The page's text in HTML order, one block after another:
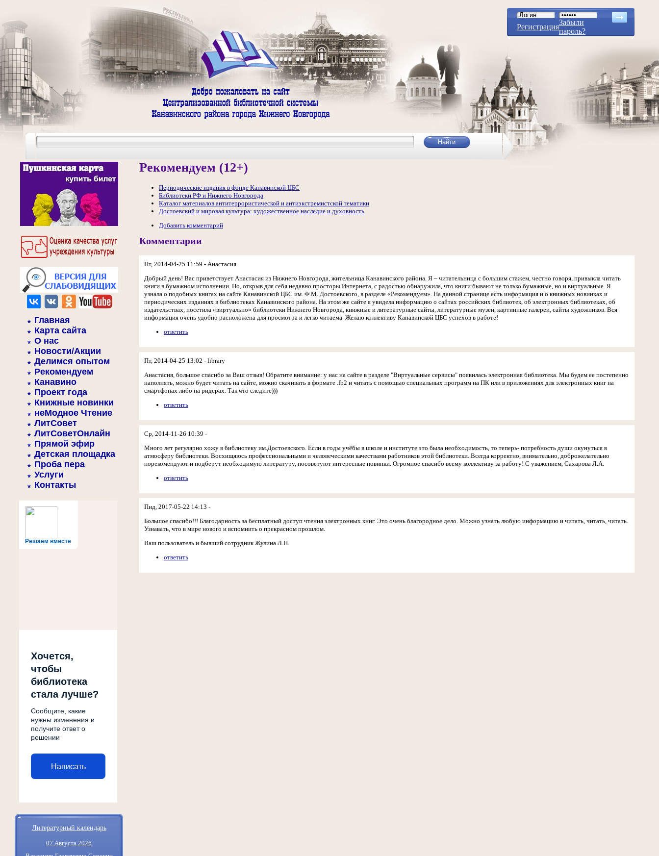
Регистрация
Забыли
пароль?
Главная
Карта сайта
О нас
Новости/Акции
Делимся опытом
Рекомендуем
Канавино
Проект года
Книжные новинки
неМодное Чтение
ЛитСовет
ЛитСоветОнлайн
Прямой эфир
Детская площадка
Проба пера
Услуги
Контакты
Решаем вместе
Хочется,
чтобы
библиотека
стала лучше?
Сообщите, какие
нужны изменения и
получите ответ о
решении
Написать
Литературный календарь
07 Августа 2026
Рекомендуем (12+)
Периодические издания в фонде Канавинской ЦБС
Библиотеки РФ и Нижнего Новгорода
Каталог материалов антитеррористической и антиэкстремистской тематики
Достоевский и мировая культура: художественное наследие и духовность
Добавить комментарий
Комментарии
Пт, 2014-04-25 11:59 - Анастасия
Добрый день! Вас приветствует Анастасия из Нижнего Новгорода, жительница Канавинского района. Я – читательница с большим стажем, честно говоря, привыкла читать
книги в бумажном исполнении. Но, открыв для себя недавно просторы Интернета, с радостью обнаружила, что книги бывают не только бумажные, но и виртуальные. Я
узнала о подобных книгах на сайте Канавинской ЦБС им. Ф.М. Достоевского, в разделе «Рекомендуем». На данной странице есть информация и о книжных новинках и
периодических изданиях в библиотеках Канавинского района. На этом же сайте я увидела информацию о сайтах российских библиотек, об электронных библиотеках, об
издательствах, посетила «виртуально» библиотеки Нижнего Новгорода, книжные и литературные сайты, литературные музеи, картинные галереи, сайты художников. Вся
информация очень удобно расположена для просмотра и легко читаема. Желаю коллективу Канавинской ЦБС успехов в работе!
ответить
Пт, 2014-04-25 13:02 - library
Анастасия, большое спасибо за Ваш отзыв! Обратите внимание: у нас на сайте в разделе "Виртуальные сервисы" появилась электронная библиотека. Мы будем ее постепенно
наполнять, можно будет читать на сайте, можно скачивать в формате .fb2 и читать с помощью специальных программ на ПК или в приложениях для электронных книг на
смартфонах либо на ридерах. Так что следите)))
ответить
Ср, 2014-11-26 10:39 -
Много лет регулярно хожу в библиотеку им.Достоевского. Если в годы учёбы в школе и институте это была необходимость, то теперь- потребность души окунуться в
атмосферу библиотеки. Восхищяюсь профессиональными и человеческими качествами работников этой библиотеки. Всегда корректно, внимательно, доброжелательно
порекомендуют и подберут необходимую литературу, посоветуют интересные новинки. Огромное спасибо всему коллективу за работу! С уважением, Сахарова Л.А.
ответить
Пнд, 2017-05-22 14:13 -
Большое спасибо!!! Благодарность за бесплатный доступ чтения электронных книг. Это очень благородное дело. Можно узнать любую информацию и читать, читать, читать.
Узнавать, что в мире нового и вспомнить о прекрасном прошлом.
Ваш пользователь и бывший сотрудник Жулина Л.Н.
ответить